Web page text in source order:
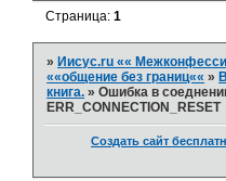
Страница:1
»Иисус.ru ««
««общение без границ«« »
книга. »Ошибка в
ERR_CONNECTION_RESET
Создать сайт